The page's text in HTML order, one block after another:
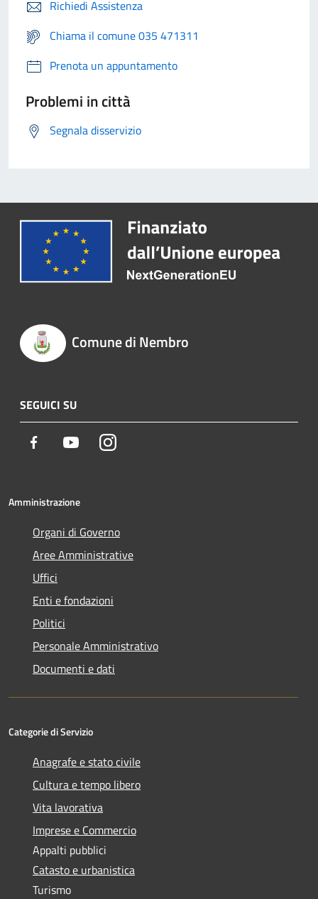
Richiedi Assistenza
Chiama il comune 035 471311
Prenota un appuntamento
Problemi in città
Segnala disservizio
Comune di Nembro
SEGUICI SU
Facebook YoutubeInstagram
Amministrazione
Organi di Governo
Aree Amministrative
Uffici
Enti e fondazioni
Politici
Personale Amministrativo
Documenti e dati
Categorie di Servizio
Anagrafe e stato civile
Cultura e tempo libero
Vita lavorativa
Imprese e Commercio
Appalti pubblici
Catasto e urbanistica
Turismo